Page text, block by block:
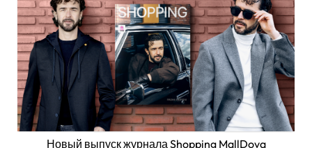
Новый выпуск журнала Shopping MallDova